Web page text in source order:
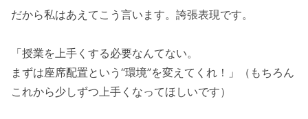
だから私はあえてこう言います。誇張表現です。
「授業を上手くする必要なんてない。
まずは座席配置という“環境”を変えてくれ！」（もちろん
これから少しずつ上手くなってほしいです）